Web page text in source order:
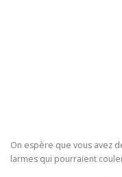
On espère que vous avez
larmes qui pourraient